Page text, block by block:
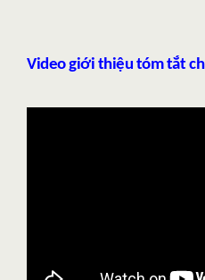
Video giới thiệu tóm tắt